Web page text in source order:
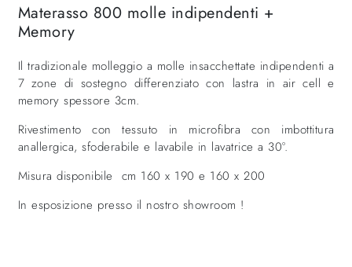
Materasso 800 molle indipendenti +
Memory
Il tradizionale molleggio a molle insacchettate indipendenti a
7 zone di sostegno differenziato con lastra in air cell e
memory spessore 3cm.
Rivestimento con tessuto in microfibra con imbottitura
anallergica, sfoderabile e lavabile in lavatrice a 30°.
Misura disponibile cm 160 x 190 e 160 x 200
In esposizione presso il nostro showroom !